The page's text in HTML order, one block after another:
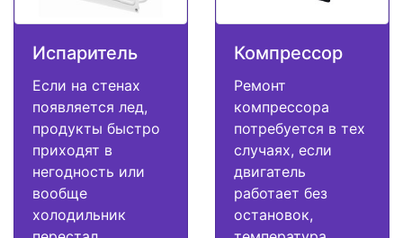
Испаритель
Если на стенах
появляется лед,
продукты быстро
приходят в
негодность или
вообще
холодильник
Компрессор
Ремонт
компрессора
потребуется в тех
случаях, если
двигатель
работает без
остановок,